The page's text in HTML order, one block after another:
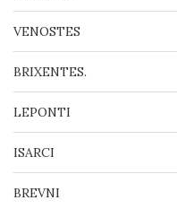
VENOSTES
BRIXENTES.
LEPONTI
ISARCI
BREVNI